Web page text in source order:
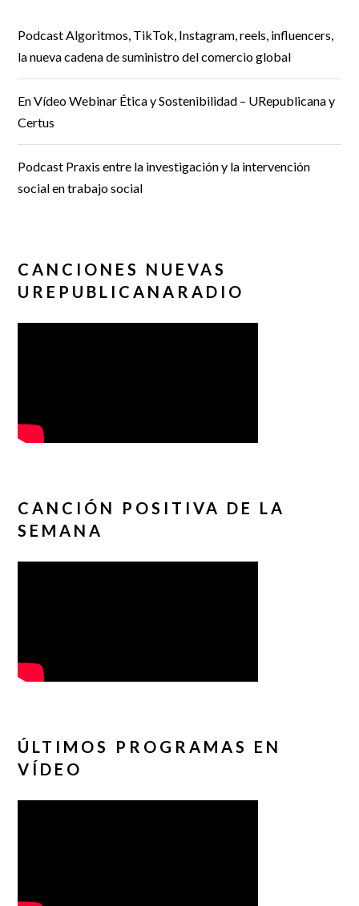
Podcast Algoritmos, TikTok, Instagram, reels, influencers,
la nueva cadena de suministro del comercio global
En Vídeo Webinar Ética y Sostenibilidad – URepublicana y
Certus
Podcast Praxis entre la investigación y la intervención
social en trabajo social
CANCIONES NUEVAS
UREPUBLICANARADIO
CANCIÓN POSITIVA DE LA
SEMANA
ÚLTIMOS PROGRAMAS EN
VÍDEO